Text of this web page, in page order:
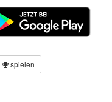
spielen